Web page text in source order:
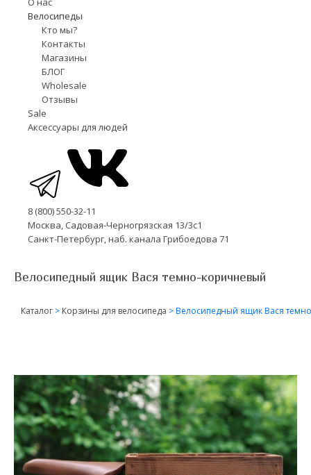
Велосипеды
Кто мы?
Контакты
Магазины
БЛОГ
Wholesale
Отзывы
Sale
Аксессуары для людей
8 (800) 550-32-11
Москва, Садовая-Черногрязская 13/3с1
Санкт-Петербург, наб. канала Грибоедова 71
Велосипедный ящик Вася темно-коричневый
Каталог > Корзины для велосипеда >Велосипедный ящик Вася